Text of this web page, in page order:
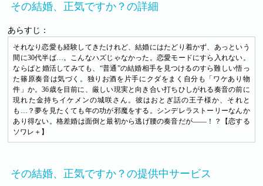
その結婚、正気ですか？の詳細
あらすじ：
それなり恋愛も経験してきたけれど、結婚にはたどり着かず、あっという
間に30代半ば…。こんなハズじゃなかった。恋愛モードにすら入れない。
ならばと婚活してみても、“普通”の結婚相手を見つけるのすら難しい悟っ
た篠原奏音は気づく。独りお酒を片手にクダをまく自分も「ワケあり物
件」か。36歳を目前に、厳しい現実と向き合い打ちひしがれる奏音の前に
現れた金持ちイケメンの城咲さん。彼はおとぎ話の王子様か、それと
も…？夢を見たくても年の功が邪魔をする。シンデレラストーリーなんか
あり得ない。格差婚は面倒と最初から逃げ腰の奏音だが――！？【恋する
ソワレ＋】
その結婚、正気ですか？の提供中サービス